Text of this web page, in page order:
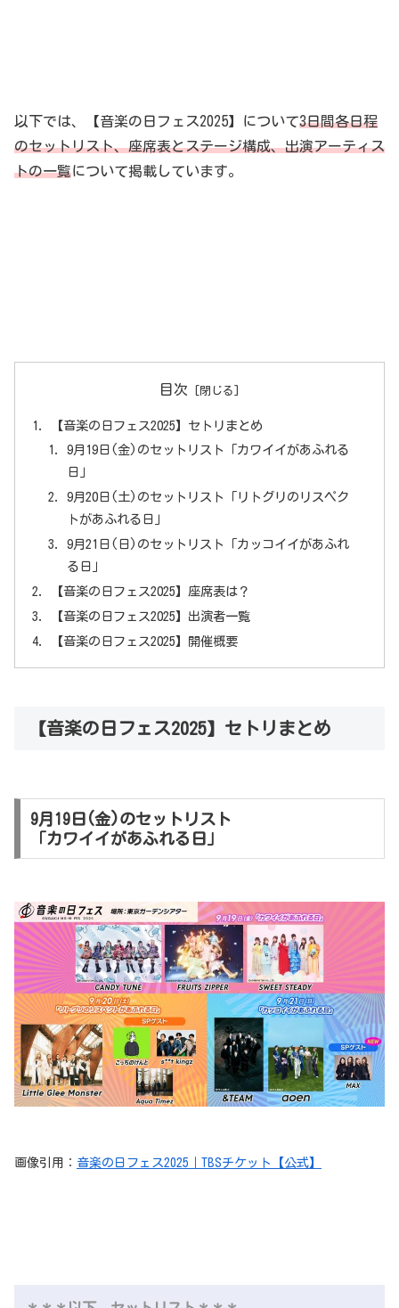
以下では、【音楽の日フェス2025】について3日間各日程
のセットリスト、座席表とステージ構成、出演アーティス
トの一覧について掲載しています。
目次
【音楽の日フェス2025】セトリまとめ
9月19日(金)のセットリスト「カワイイがあふれる
日」
9月20日(土)のセットリスト「リトグリのリスペク
トがあふれる日」
9月21日(日)のセットリスト「カッコイイがあふれ
る日」
【音楽の日フェス2025】座席表は？
【音楽の日フェス2025】出演者一覧
【音楽の日フェス2025】開催概要
【音楽の日フェス2025】セトリまとめ
9月19日(金)のセットリスト
「カワイイがあふれる日」
画像引用： 音楽の日フェス2025｜TBSチケット【公式】